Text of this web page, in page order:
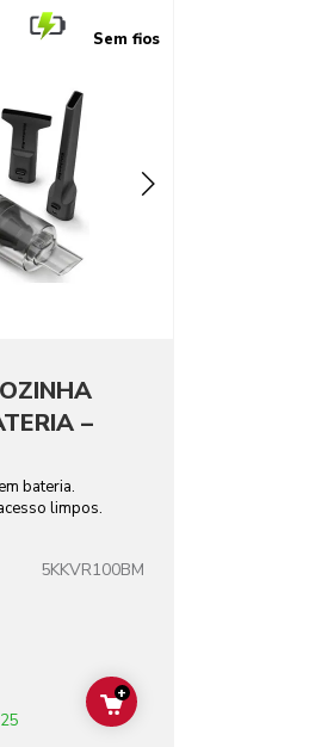
Sem fios
–
bateria.
limpos.
5KKVR100BM
ADD TO CART
+